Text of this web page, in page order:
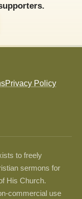
Privacy Policy
to freely
sermons for
His Church.
commercial use